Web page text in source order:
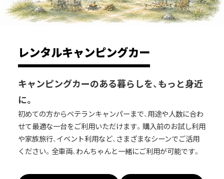
レンタルキャンピングカー
キャンピングカーのある暮らしを、もっと身近
に。
初めての方からベテランキャンパーまで、用途や人数に合わ
せて最適な一台をご利用いただけます。購入前のお試し利用
や家族旅行、イベント利用など、さまざまなシーンでご活用
ください。全車両、わんちゃんと一緒にご利用が可能です。